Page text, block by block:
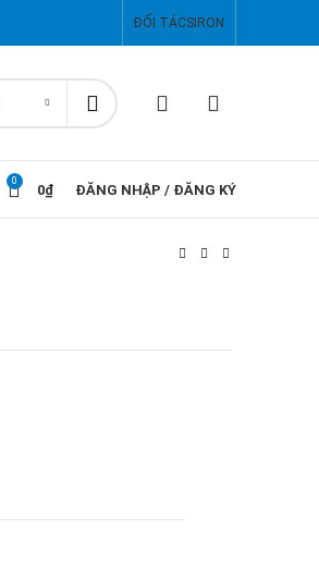
ĐỐI TÁCSIRON
0
0₫ ĐĂNG NHẬP / ĐĂNG KÝ